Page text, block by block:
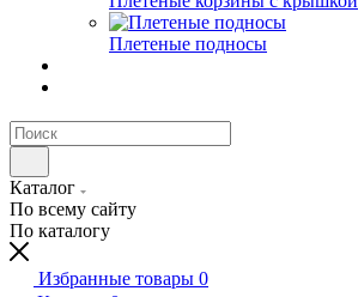
Плетеные подносы
Каталог
По всему сайту
По каталогу
Избранные товары 0